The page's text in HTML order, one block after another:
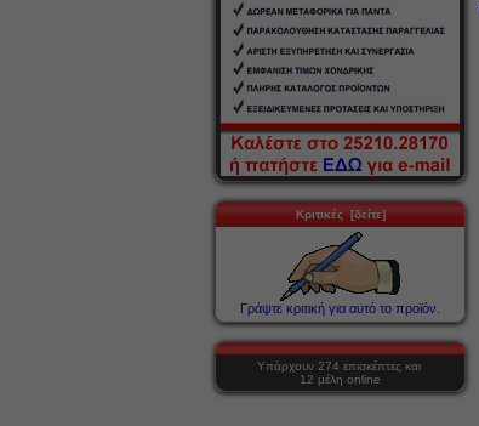
Κριτικές [δείτε]
Γράψτε κριτική για αυτό το προϊόν.
Υπάρχουν 274 επισκέπτες και
12 μέλη online